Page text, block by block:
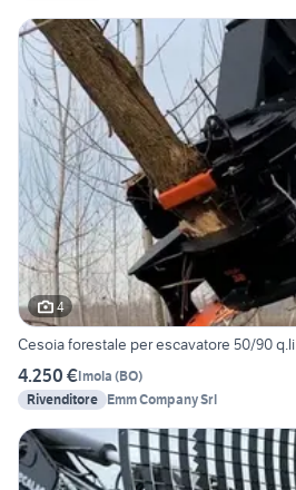
4
Cesoia forestale per escavatore 50/90 q.li
4.250 €Imola (BO)
Rivenditore Emm Company Srl